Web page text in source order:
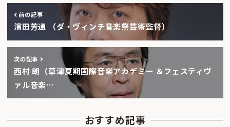
前の記事
濱田芳通 （ダ・ヴィンチ音楽祭芸術監督）
次の記事
西村 朗（草津夏期国際音楽アカデミー ＆フェスティヴ
ァル音楽…
おすすめ記事